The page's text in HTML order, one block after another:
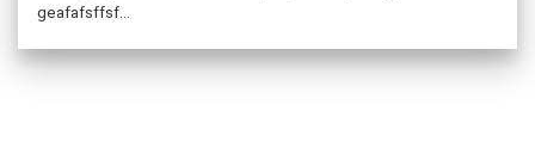
geafafsffsf...